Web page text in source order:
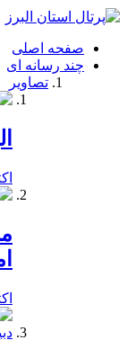
فصد
شرق
تهران
خشکشویی
صفحه اصلی
چند رسانه ای
تصاویر